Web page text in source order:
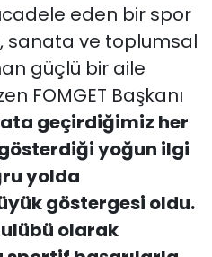
eden bir spor
sanata ve toplumsal
güçlü bir aile
FOMGET Başkanı
geçirdiğimiz her
gösterdiği yoğun ilgi
yolda
göstergesi oldu.
olarak